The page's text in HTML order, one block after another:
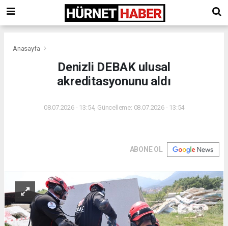
Anasayfa
Denizli DEBAK ulusal
akreditasyonunu aldı
08.07.2026 - 13:54, Güncelleme: 08.07.2026 - 13:54
ABONE OL